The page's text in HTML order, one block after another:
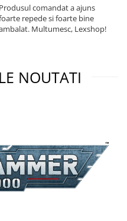
Produsul comandat a ajuns
repede si foarte bine
Multumesc, Lexshop!
NOUTATI